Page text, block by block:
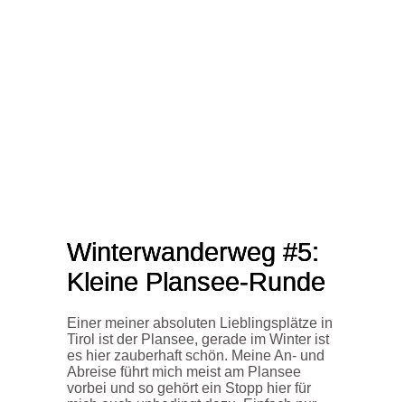
Winterwanderweg #5:
Kleine Plansee-Runde
Einer meiner absoluten Lieblingsplätze in
Tirol ist der Plansee, gerade im Winter ist
es hier zauberhaft schön. Meine An- und
Abreise führt mich meist am Plansee
vorbei und so gehört ein Stopp hier für